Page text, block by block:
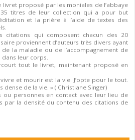
livret proposé par les moniales de l’abbaye
titres de leur collection qui a pour but
et la prière à l’aide de textes des
citations qui composent chacun des 20
proviennent d’auteurs très divers ayant
de la maladie ou de l’accompagnement de
leur corps.
tout le livret, maintenant proposé en
vivre et mourir est la vie. J’opte pour le tout.
dense de la vie. » ( Christiane Singer)
ou personnes en contact avec leur lieu de
par la densité du contenu des citations de